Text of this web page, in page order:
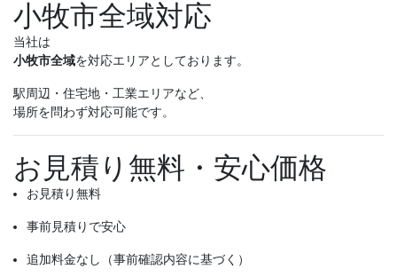
小牧市全域対応
当社は
小牧市全域を対応エリアとしております。
駅周辺・住宅地・工業エリアなど、
場所を問わず対応可能です。
お見積り無料・安心価格
お見積り無料
事前見積りで安心
追加料金なし（事前確認内容に基づく）